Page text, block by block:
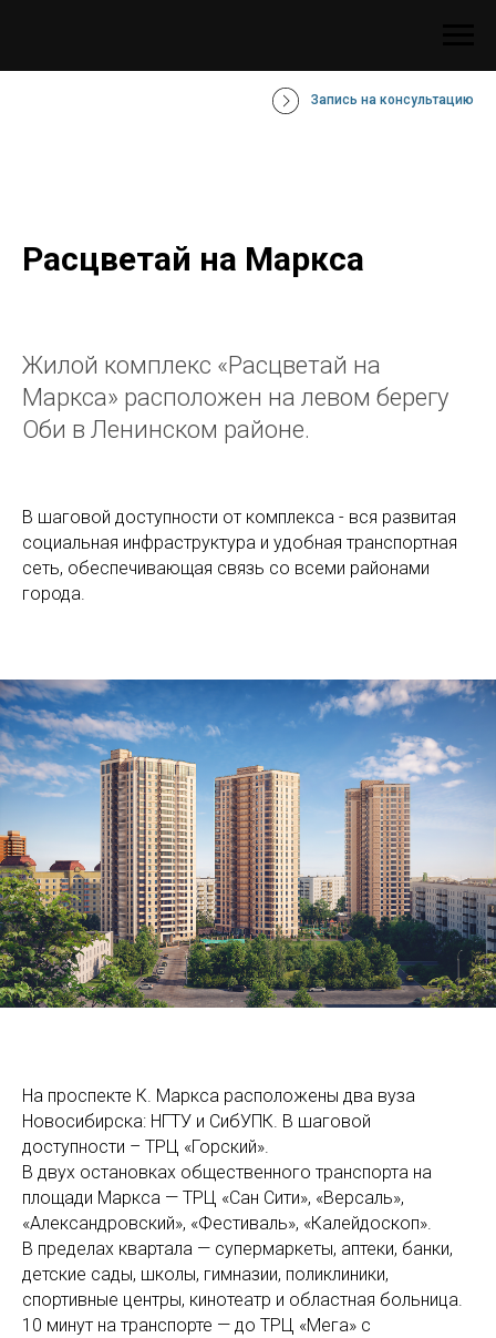
Запись на консультацию
Расцветай на Маркса
Жилой комплекс «Расцветай на
Маркса» расположен на левом берегу
Оби в Ленинском районе.
В шаговой доступности от комплекса - вся развитая
социальная инфраструктура и удобная транспортная
сеть, обеспечивающая связь со всеми районами
города.
На проспекте К. Маркса расположены два вуза
Новосибирска: НГТУ и СибУПК. В шаговой
доступности – ТРЦ «Горский».
В двух остановках общественного транспорта на
площади Маркса — ТРЦ «Сан Сити», «Версаль»,
«Александровский», «Фестиваль», «Калейдоскоп».
В пределах квартала — супермаркеты, аптеки, банки,
детские сады, школы, гимназии, поликлиники,
спортивные центры, кинотеатр и областная больница.
10 минут на транспорте — до ТРЦ «Мега» с